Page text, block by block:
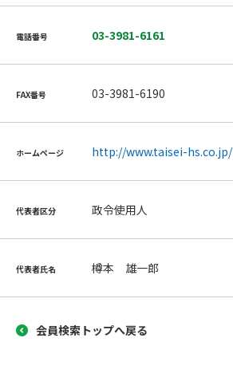
電話番号 03-3981-6161
FAX番号 03-3981-6190
ホームページ http://www.taisei-hs.co.jp/
代表者区分 政令使用人
代表者氏名 樽本 雄一郎
会員検索トップへ戻る